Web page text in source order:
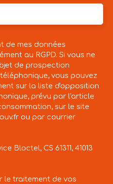
de mes données
au RGPD. Si vous ne
de prospection
vous pouvez
sur la liste d'opposition
prévu par l'article
sur le site
ou par courrier
Bloctel, CS 61311, 41013
le traitement de vos